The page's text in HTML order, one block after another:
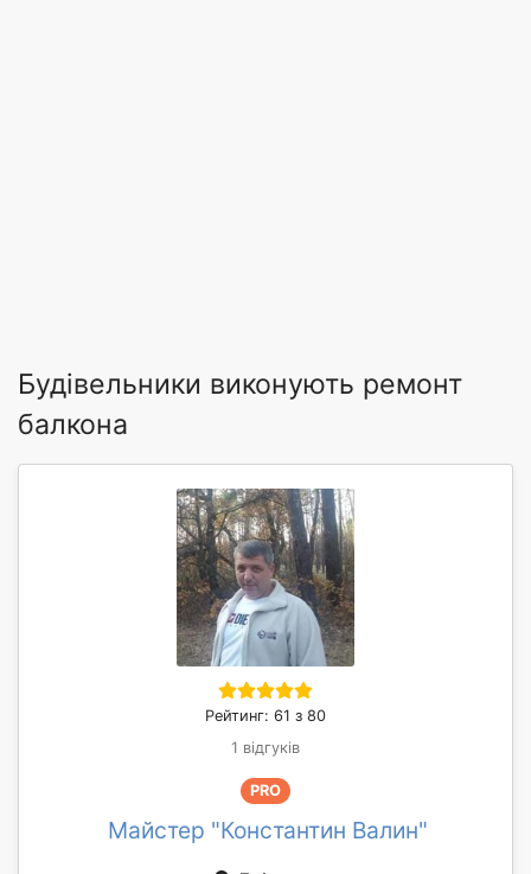
Будівельники виконують ремонт
балкона
Рейтинг: 61 з 80
1 відгуків
PRO
Майстер "Константин Валин"